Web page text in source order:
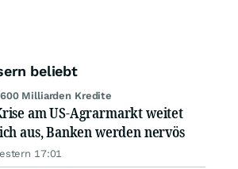
beliebt
Milliarden Kredite
am US-Agrarmarkt weitet
aus, Banken werden nervös
17:01